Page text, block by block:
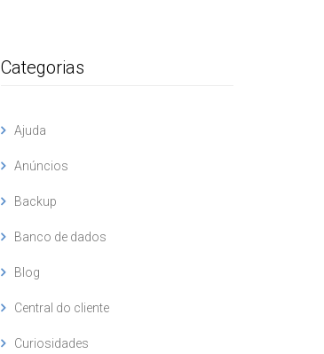
Categorias
Ajuda
Anúncios
Backup
Banco de dados
Blog
Central do cliente
Curiosidades